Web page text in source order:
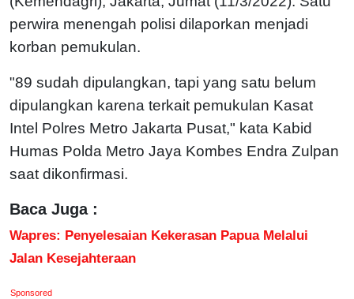
perwira menengah polisi dilaporkan menjadi
korban pemukulan.
"89 sudah dipulangkan, tapi yang satu belum
dipulangkan karena terkait pemukulan Kasat
Intel Polres Metro Jakarta Pusat," kata Kabid
Humas Polda Metro Jaya Kombes Endra Zulpan
saat dikonfirmasi.
Baca Juga :
Wapres: Penyelesaian Kekerasan Papua Melalui
Jalan Kesejahteraan
Sponsored